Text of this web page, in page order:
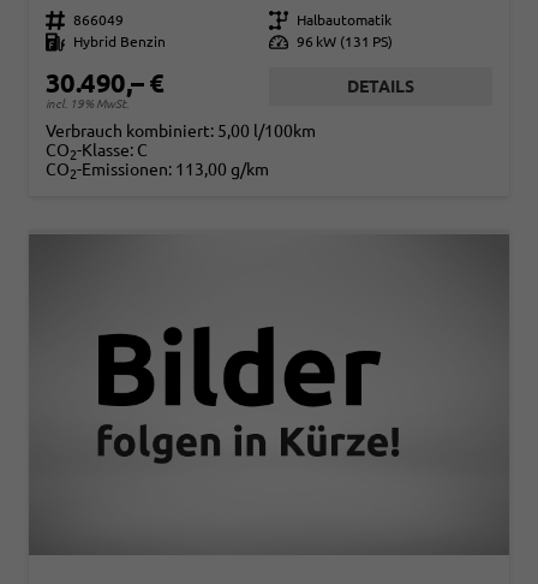
Fahrzeugnr. 866049 Getriebe
Halbautomatik
Kraftstoff
Hybrid Benzin Leistung 96 kW (131 PS)
30.490,– €
incl. 19% MwSt.
DETAILS
Verbrauch kombiniert: 5,00 l/100km
CO2-Klasse: C
CO2-Emissionen: 113,00 g/km